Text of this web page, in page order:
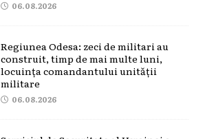
06.08.2026
Regiunea Odesa: zeci de militari au
construit, timp de mai multe luni,
locuința comandantului unității
militare
06.08.2026